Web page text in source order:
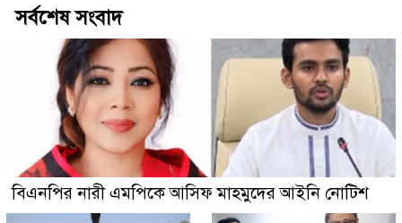
সর্বশেষ সংবাদ
বিএনপির নারী এমপিকে আসিফ মাহমুদের আইনি নোটিশ